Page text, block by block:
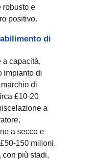
robusto e
positivo.
di
a capacità,
impianto di
di
£10-20
a
a secco e
150 milioni.
con più stadi,